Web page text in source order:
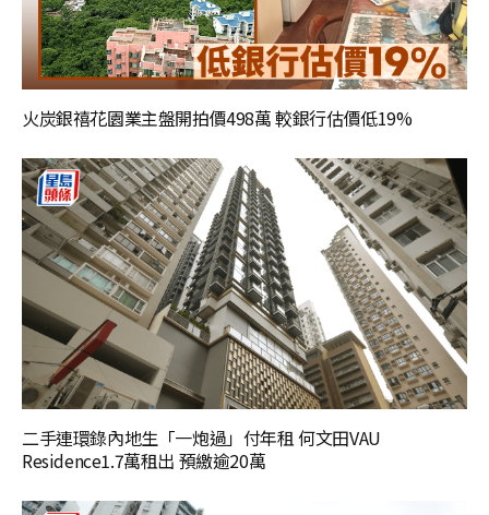
火炭銀禧花園業主盤開拍價498萬 較銀行估價低19%
二手連環錄內地生「一炮過」付年租 何文田VAU
Residence1.7萬租出 預繳逾20萬